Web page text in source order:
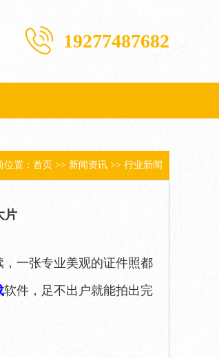
19277487682
位置： 首页 >> 新闻资讯 >> 行业新闻
片
一张专业美观的证件照都
软件，足不出户就能拍出完